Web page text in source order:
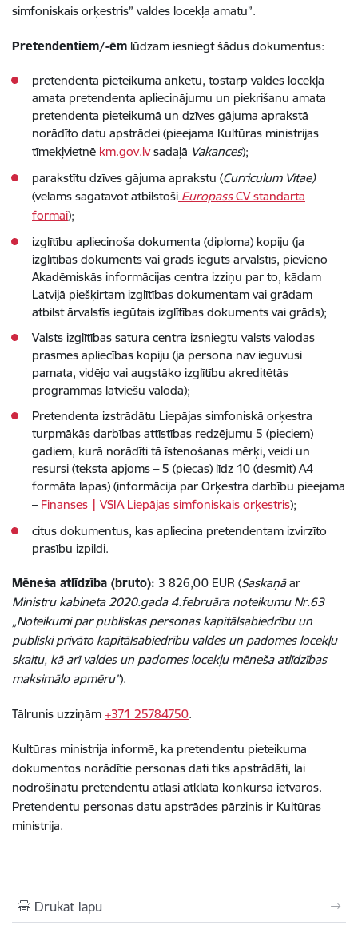
simfoniskais orķestris” valdes locekļa amatu”.
Pretendentiem/-ēm lūdzam iesniegt šādus dokumentus:
pretendenta pieteikuma anketu, tostarp valdes locekļa
amata pretendenta apliecinājumu un piekrišanu amata
pretendenta pieteikumā un dzīves gājuma aprakstā
norādīto datu apstrādei (pieejama Kultūras ministrijas
tīmekļvietnē km.gov.lvsadaļā Vakances);
parakstītu dzīves gājuma aprakstu (Curriculum Vitae)
(vēlams sagatavot atbilstoši EuropassCV standarta
formai);
izglītību apliecinoša dokumenta (diploma) kopiju (ja
izglītības dokuments vai grāds iegūts ārvalstīs, pievieno
Akadēmiskās informācijas centra izziņu par to, kādam
Latvijā piešķirtam izglītības dokumentam vai grādam
atbilst ārvalstīs iegūtais izglītības dokuments vai grāds);
Valsts izglītības satura centra izsniegtu valsts valodas
prasmes apliecības kopiju (ja persona nav ieguvusi
pamata, vidējo vai augstāko izglītību akreditētās
programmās latviešu valodā);
Pretendenta izstrādātu Liepājas simfoniskā orķestra
turpmākās darbības attīstības redzējumu 5 (pieciem)
gadiem, kurā norādīti tā īstenošanas mērķi, veidi un
resursi (teksta apjoms – 5 (piecas) līdz 10 (desmit) A4
formāta lapas) (informācija par Orķestra darbību pieejama
– Finanses | VSIA Liepājas simfoniskais orķestris);
citus dokumentus, kas apliecina pretendentam izvirzīto
prasību izpildi.
Mēneša atlīdzība (bruto): 3 826,00 EUR (Saskaņāar
Ministru kabineta 2020.gada 4.februāra noteikumu Nr.63
„Noteikumi par publiskas personas kapitālsabiedrību un
publiski privāto kapitālsabiedrību valdes un padomes locekļu
skaitu, kā arī valdes un padomes locekļu mēneša atlīdzības
maksimālo apmēru”).
Tālrunis uzziņām +371 25784750.
Kultūras ministrija informē, ka pretendentu pieteikuma
dokumentos norādītie personas dati tiks apstrādāti, lai
nodrošinātu pretendentu atlasi atklāta konkursa ietvaros.
Pretendentu personas datu apstrādes pārzinis ir Kultūras
ministrija.
Drukāt lapu